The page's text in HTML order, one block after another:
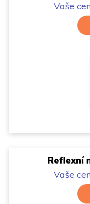
Vaše
Reflexní
Vaše